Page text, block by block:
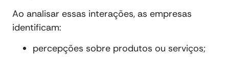
Ao analisar essas interações, as empresas
identificam:
percepções sobre produtos ou serviços;